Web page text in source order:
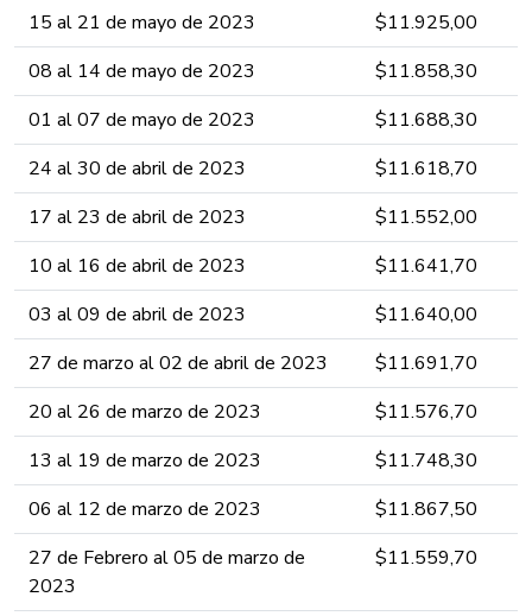
15 al 21 de mayo ​​​​de 2023 ​​​​​​​​​​
​$11.925,0​​​​0​​​​​​​​​​​​
08 al 14 de mayo ​​​​de 2023 ​​​​​​​​​
​$11.85​8,3​​​​0​​​​​​​​​​​​
01 al 07 de mayo ​​​​de 2023 ​​​​​​​​​
​$11.688,3​​​​0​​​​​​​​​​​​
24 al 30 de abril ​​​​de 2023 ​​​​​​​​​
​$11.618,7​​​0​​​​​​​​​​​​
17 al 23 de abril ​​​​de 2023 ​​​​​​​​​
​$11.552​,0​​0​​​​​​​​​​​​
10 al 16 de abril ​​​​de 2023 ​​​​​​​​​
​$11.64​1​,​​​7​0​​​​​​​​​​​​
03 al 09 de abril ​​​​de 2023 ​​​​​​​​​
​$11.640,​​​00​​​​​​​​​​​​
27 de marzo al 02 de abril ​​​​de 2023 ​​​​​​​​​
​$11.691​,​​​7​0​​​​​​​​​​​​
20 al 26 de marzo ​​​​de 2023 ​​​​​​​​​
​$11.576,​​​7​0​​​​​​​​​​​​
13 al 19 de marzo ​​​​de 2023 ​​​​​​​​​
​$11.748,​​​30​​​​​​​​​​​​
06 al 12 de marzo ​​​​de 2023 ​​​​​​​​​
​$11.867,5​​​​0​​​​​​​​​​​​
27 de Febrero al 05 de marzo ​​​​de
2023 ​​​​​​​​​
​$11.559,7​​​0​​​​​​​​​​​​